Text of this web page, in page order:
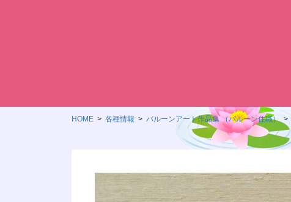
HOME 各種情報 バルーンアート作品集 （バルーン住職）